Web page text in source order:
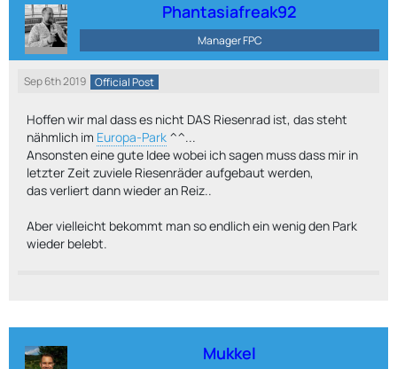
Phantasiafreak92
Manager FPC
Sep 6th 2019 Official Post
Hoffen wir mal dass es nicht DAS Riesenrad ist, das steht
nähmlich im Europa-Park ^^...
Ansonsten eine gute Idee wobei ich sagen muss dass mir in
letzter Zeit zuviele Riesenräder aufgebaut werden,
das verliert dann wieder an Reiz..
Aber vielleicht bekommt man so endlich ein wenig den Park
wieder belebt.
Mukkel